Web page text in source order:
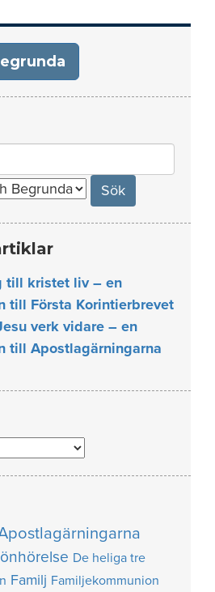
till kristet liv – en
till Första Korintierbrevet
verk vidare – en
till Apostlagärningarna
De heliga tre
Familj Familjekommunion